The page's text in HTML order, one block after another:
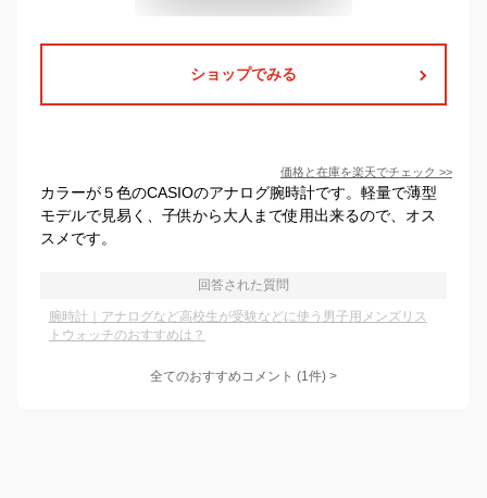
ショップでみる
価格と在庫を楽天でチェック >>
カラーが５色のCASIOのアナログ腕時計です。軽量で薄型
モデルで見易く、子供から大人まで使用出来るので、オス
スメです。
回答された質問
腕時計｜アナログなど高校生が受験などに使う男子用メンズリス
トウォッチのおすすめは？
全てのおすすめコメント (1件) >